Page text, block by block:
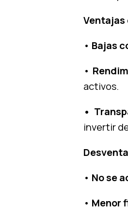
Ventajas
• Bajas
•
activos.
•
invertir
• No se
• Menor